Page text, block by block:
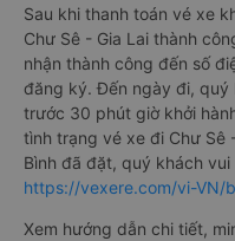
Sau khi thanh toán vé xe
Chư Sê - Gia Lai thành
nhận thành công đến số
đăng ký. Đến ngày đi, quý
trước 30 phút giờ khởi
tình trạng vé xe đi Chư Sê
Bình đã đặt, quý khách
https://vexere.com/vi-VN/
Xem hướng dẫn chi tiết,